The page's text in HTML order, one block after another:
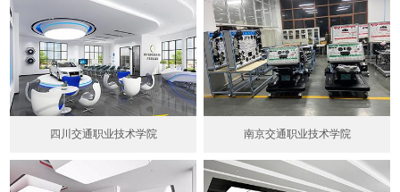
四川交通职业技术学院 南京交通职业技术学院